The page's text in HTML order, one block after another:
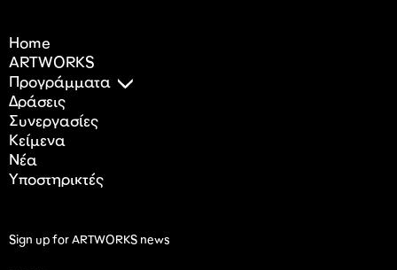
Home
ARTWORKS
Προγράμματα
Δράσεις
Συνεργασίες
Κείμενα
Nέα
Υποστηρικτές
Sign up for ARTWORKS news